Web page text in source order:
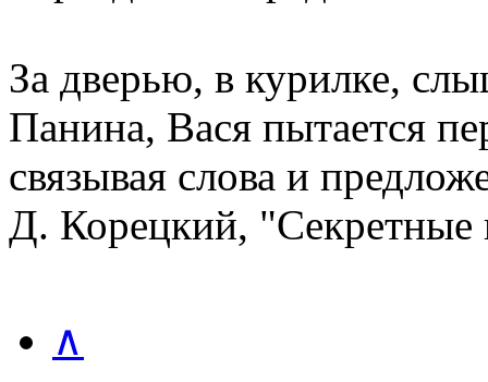
За дверью, в курилке,
Панина, Вася пытается
связывая слова и
Д. Корецкий, "Секретные
∧